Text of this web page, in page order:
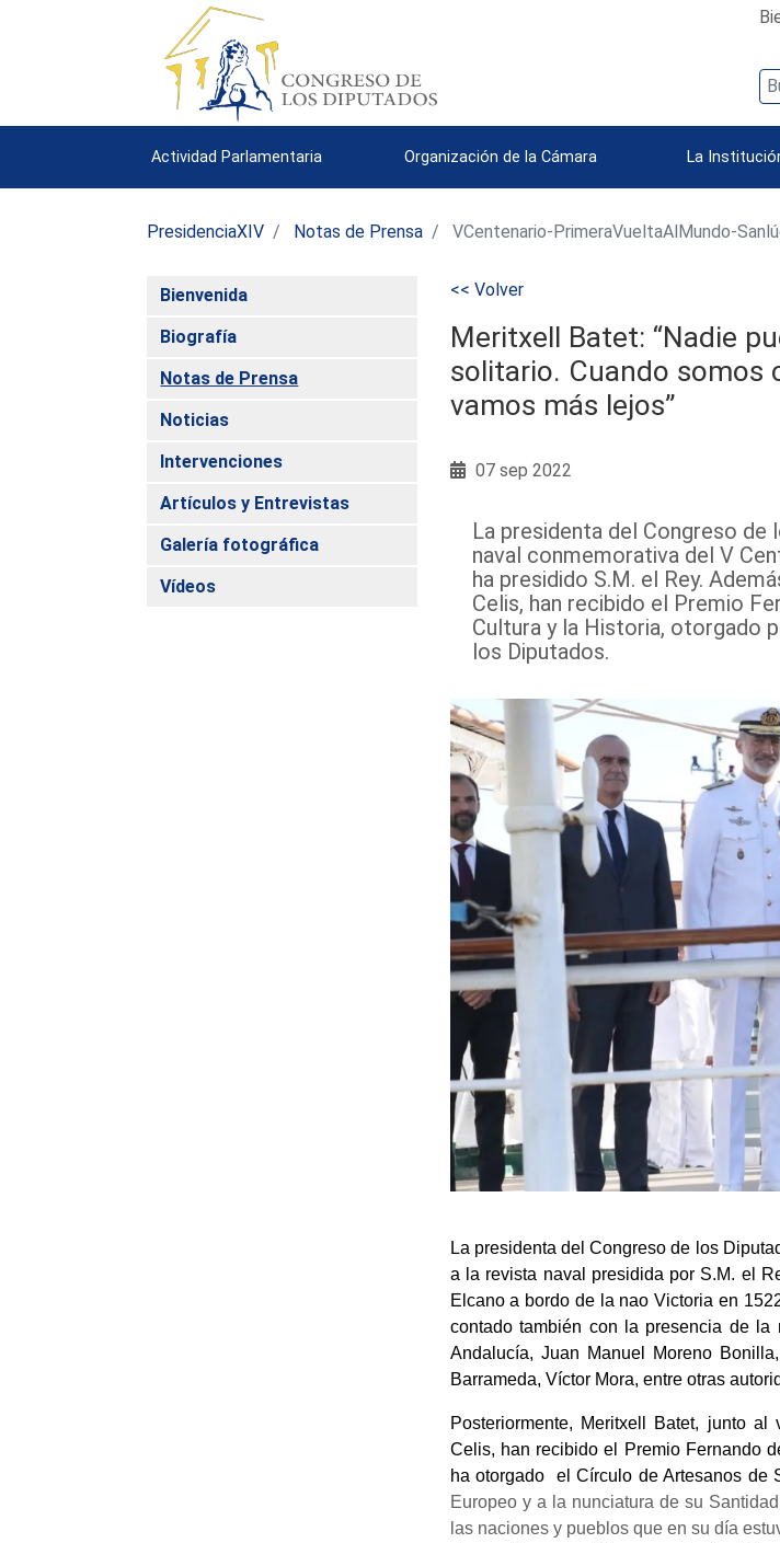
Actividad Parlamentaria Organización de la Cámara La
PresidenciaXIV Notas de Prensa VCentenario-PrimeraVueltaAlMundo-
Bienvenida
Biografía
Notas de Prensa
Noticias
Intervenciones
Artículos y Entrevistas
Galería fotográfica
Vídeos
<< Volver
Meritxell Batet: “Nadie
solitario. Cuando somos
vamos más lejos”
07 sep 2022
La presidenta del Congreso
naval conmemorativa del V
ha presidido S.M. el Rey.
Celis, han recibido el Premio
Cultura y la Historia, otorgado
los Diputados.
La presidenta del Congreso de los
a la revista naval presidida por S.M. el
Elcano a bordo de la nao Victoria en
contado también con la presencia de
Andalucía, Juan Manuel Moreno
Barrameda, Víctor Mora, entre otras
Posteriormente, Meritxell Batet, junto
Celis, han recibido el Premio Fernando
ha otorgado el Círculo de Artesanos de
Europeo y a la nunciatura de su
las naciones y pueblos que en su día